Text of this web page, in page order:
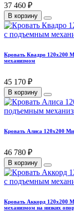
37 460 ₽
В корзину
Кровать Квадро 120х200
механизмом
45 170 ₽
В корзину
Кровать Алиса 120х200
46 780 ₽
В корзину
Кровать Аккорд 120х200
механизмом на низких